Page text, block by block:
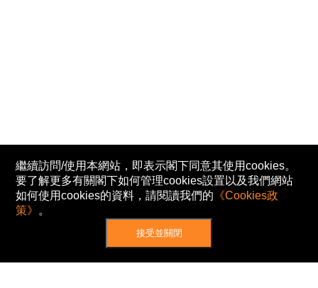
繼續訪問/使用本網站，即表示閣下同意其使用cookies。
要了解更多有關閣下如何管理cookies設置以及我們網站
如何使用cookies的資料，請閱讀我們的 《Cookies政
策》 。
接受並關閉